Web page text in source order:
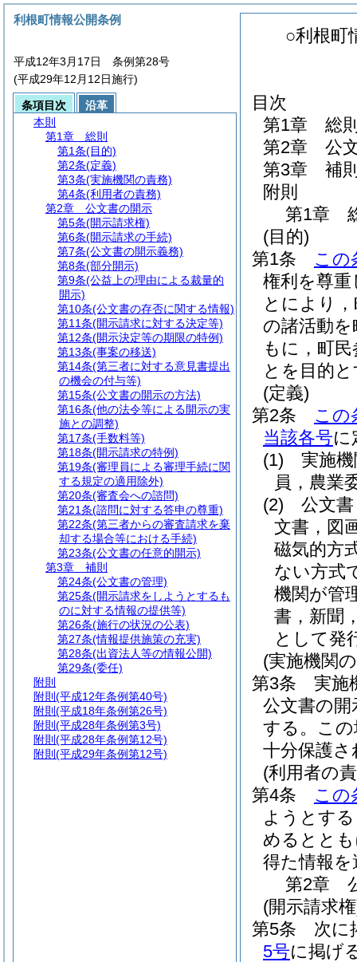
○利根町
目次
第1章
総
第2章
公
第3章
補
附則
第1章
(目的)
第1条
この
権利を尊
とにより
の諸活動
もに，町
とを目的
(定義)
第2条
この
当該各号に
(1)
実施
員，農業
(2)
公文
文書，図
磁気的方
ない方式
機関が管
書，新聞
として発
(実施機関
第3条
実施
公文書の
する。 こ
十分保護
(利用者の
第4条
この
ようとす
めるとと
得た情報
第2章
(開示請求
第5条
次に
5号に掲げ
利根町情報公開条例
平成12年3月17日 条例第28号
(平成29年12月12日施行)
条項目次
沿革
本則
第1章
総則
第1条(目的)
第2条(定義)
第3条(実施機関の責務)
第4条(利用者の責務)
第2章
公文書の開示
第5条(開示請求権)
第6条(開示請求の手続)
第7条(公文書の開示義務)
第8条(部分開示)
第9条(公益上の理由による裁量的
開示)
第10条(公文書の存否に関する情報)
第11条(開示請求に対する決定等)
第12条(開示決定等の期限の特例)
第13条(事案の移送)
第14条(第三者に対する意見書提出
の機会の付与等)
第15条(公文書の開示の方法)
第16条(他の法令等による開示の実
施との調整)
第17条(手数料等)
第18条(開示請求の特例)
第19条(審理員による審理手続に関
する規定の適用除外)
第20条(審査会への諮問)
第21条(諮問に対する答申の尊重)
第22条(第三者からの審査請求を棄
却する場合等における手続)
第23条(公文書の任意的開示)
第3章
補則
第24条(公文書の管理)
第25条(開示請求をしようとするも
のに対する情報の提供等)
第26条(施行の状況の公表)
第27条(情報提供施策の充実)
第28条(出資法人等の情報公開)
第29条(委任)
附則
附則 (平成12年条例第40号)
附則 (平成18年条例第26号)
附則 (平成28年条例第3号)
附則 (平成28年条例第12号)
附則 (平成29年条例第12号)